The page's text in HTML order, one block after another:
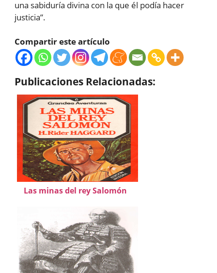
una sabiduría divina con la que él podía hacer
justicia”.
Compartir este artículo
Publicaciones Relacionadas:
Las minas del rey Salomón